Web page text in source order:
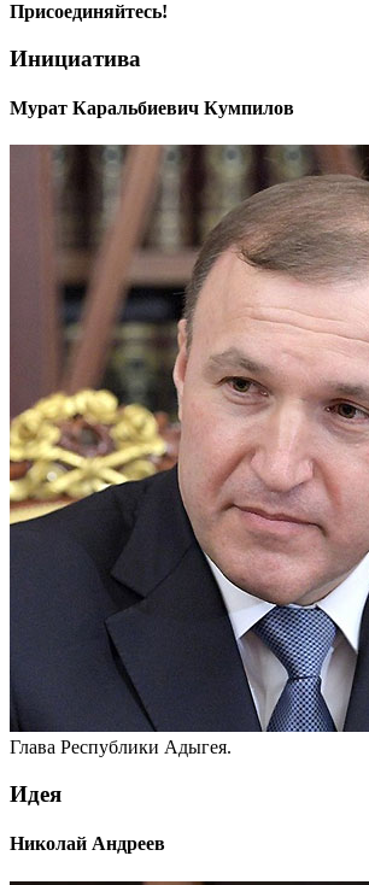
Присоединяйтесь!
Инициатива
Мурат Каральбиевич Кумпилов
Глава Республики Адыгея.
Идея
Николай Андреев